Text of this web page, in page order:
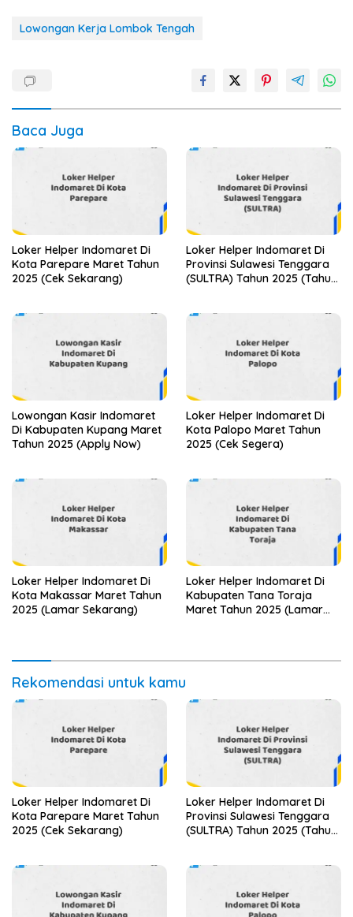
Lowongan Kerja Lombok Tengah
Baca Juga
Loker Helper Indomaret Di
Kota Parepare Maret Tahun
2025 (Cek Sekarang)
Loker Helper Indomaret Di
Provinsi Sulawesi Tenggara
(SULTRA) Tahun 2025 (Tahun
Lowongan Kasir Indomaret
Di Kabupaten Kupang Maret
Tahun 2025 (Apply Now)
Loker Helper Indomaret Di
Kota Palopo Maret Tahun
2025 (Cek Segera)
Loker Helper Indomaret Di
Kota Makassar Maret Tahun
2025 (Lamar Sekarang)
Loker Helper Indomaret Di
Kabupaten Tana Toraja
Maret Tahun 2025 (Lamar
Rekomendasi untuk kamu
Loker Helper Indomaret Di
Kota Parepare Maret Tahun
2025 (Cek Sekarang)
Loker Helper Indomaret Di
Provinsi Sulawesi Tenggara
(SULTRA) Tahun 2025 (Tahun